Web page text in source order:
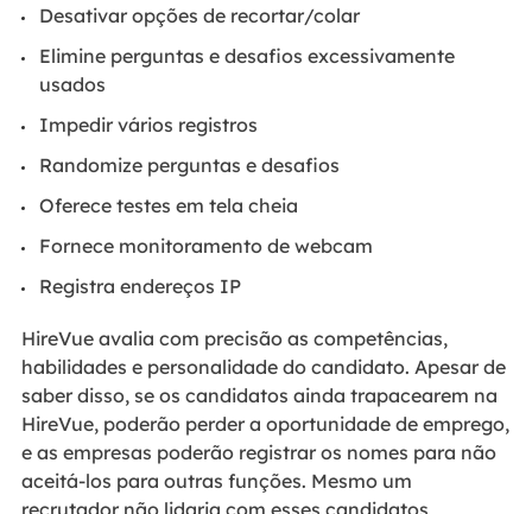
Desativar opções de recortar/colar
Elimine perguntas e desafios excessivamente
usados
Impedir vários registros
Randomize perguntas e desafios
Oferece testes em tela cheia
Fornece monitoramento de webcam
Registra endereços IP
HireVue avalia com precisão as competências,
habilidades e personalidade do candidato. Apesar de
saber disso, se os candidatos ainda trapacearem na
HireVue, poderão perder a oportunidade de emprego,
e as empresas poderão registrar os nomes para não
aceitá-los para outras funções. Mesmo um